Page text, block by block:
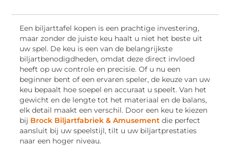
Een biljarttafel kopen is een prachtige investering,
maar zonder de juiste keu haalt u niet het beste uit
uw spel. De keu is een van de belangrijkste
biljartbenodigdheden, omdat deze direct invloed
heeft op uw controle en precisie. Of u nu een
beginner bent of een ervaren speler, de keuze van uw
keu bepaalt hoe soepel en accuraat u speelt. Van het
gewicht en de lengte tot het materiaal en de balans,
elk detail maakt een verschil. Door een keu te kiezen
bij Brock Biljartfabriek & Amusement die perfect
aansluit bij uw speelstijl, tilt u uw biljartprestaties
naar een hoger niveau.